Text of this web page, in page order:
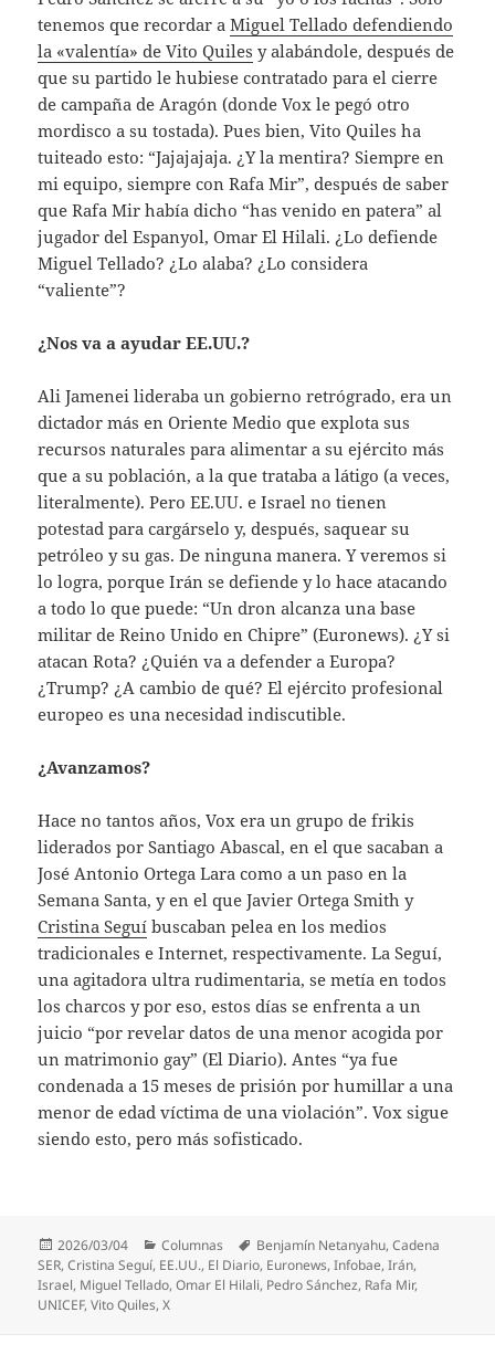
tenemos que recordar aMiguel Tellado defendiendo
la «valentía» de Vito Quiles y alabándole, después de
que su partido le hubiese contratado para el cierre
de campaña de Aragón (donde Vox le pegó otro
mordisco a su tostada). Pues bien, Vito Quiles ha
tuiteado esto: “Jajajajaja. ¿Y la mentira? Siempre en
mi equipo, siempre con Rafa Mir”, después de saber
que Rafa Mir había dicho “has venido en patera” al
jugador del Espanyol, Omar El Hilali. ¿Lo defiende
Miguel Tellado? ¿Lo alaba? ¿Lo considera
“valiente”?
¿Nos va a ayudar EE.UU.?
Ali Jamenei lideraba un gobierno retrógrado, era un
dictador más en Oriente Medio que explota sus
recursos naturales para alimentar a su ejército más
que a su población, a la que trataba a látigo (a veces,
literalmente). Pero EE.UU. e Israel no tienen
potestad para cargárselo y, después, saquear su
petróleo y su gas. De ninguna manera. Y veremos si
lo logra, porque Irán se defiende y lo hace atacando
a todo lo que puede: “Un dron alcanza una base
militar de Reino Unido en Chipre” (Euronews). ¿Y si
atacan Rota? ¿Quién va a defender a Europa?
¿Trump? ¿A cambio de qué? El ejército profesional
europeo es una necesidad indiscutible.
¿Avanzamos?
Hace no tantos años, Vox era un grupo de frikis
liderados por Santiago Abascal, en el que sacaban a
José Antonio Ortega Lara como a un paso en la
Semana Santa, y en el que Javier Ortega Smith y
Cristina Seguí buscaban pelea en los medios
tradicionales e Internet, respectivamente. La Seguí,
una agitadora ultra rudimentaria, se metía en todos
los charcos y por eso, estos días se enfrenta a un
juicio “por revelar datos de una menor acogida por
un matrimonio gay” (El Diario). Antes “ya fue
condenada a 15 meses de prisión por humillar a una
menor de edad víctima de una violación”. Vox sigue
siendo esto, pero más sofisticado.
Publicado
el
2026/03/04 Categorías
Columnas Etiquetas
Benjamín Netanyahu,Cadena
SER,Cristina Seguí, EE.UU., El Diario, Euronews,Infobae,Irán,
Israel, Miguel Tellado,Omar El Hilali, Pedro Sánchez, Rafa Mir,
UNICEF,Vito Quiles,X